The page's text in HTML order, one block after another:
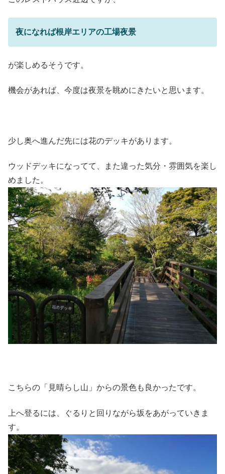
夜になれば根岸エリアの工場夜景
が楽しめるそうです。
機会があれば、今度は夜景を眺めにきたいと思います。
少し奥へ進んだ先には花のデッキがあります。
ウッドデッキになってて、また違った気分・雰囲気を楽し
めました。
こちらの「見晴らし山」からの景色も良かったです。
上へ登るには、ぐるりと回りながら坂をあがっていきま
す。